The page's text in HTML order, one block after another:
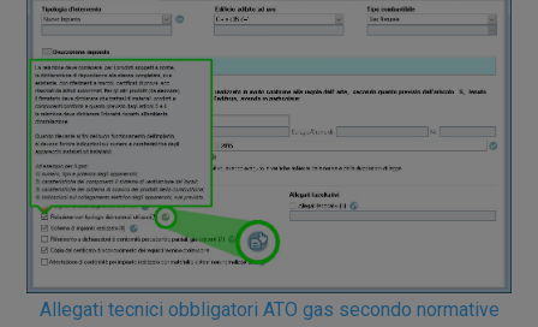
Allegati tecnici obbligatori ATO gas secondo normative